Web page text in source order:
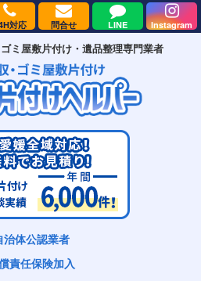
ミ屋敷片付け・遺品整理専門業者
治体公認業者
責任保険加入
対応 問合せ LINE Instagram